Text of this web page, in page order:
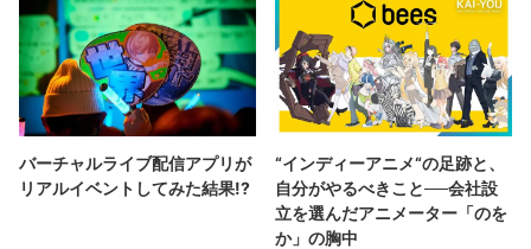
バーチャルライブ配信アプリが
リアルイベントしてみた結果!?
“インディーアニメ“の足跡と、
自分がやるべきこと──会社設
立を選んだアニメーター「のを
か」の胸中